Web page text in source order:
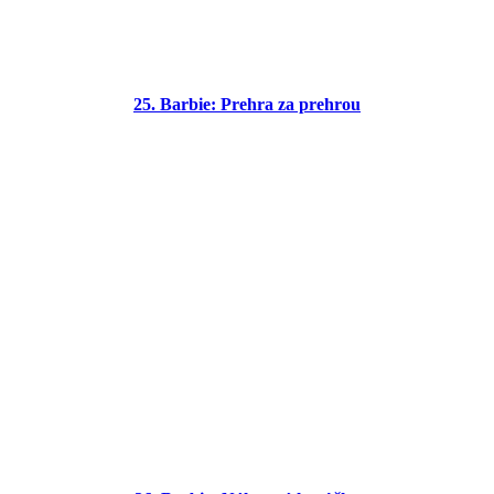
25. Barbie: Prehra za prehrou